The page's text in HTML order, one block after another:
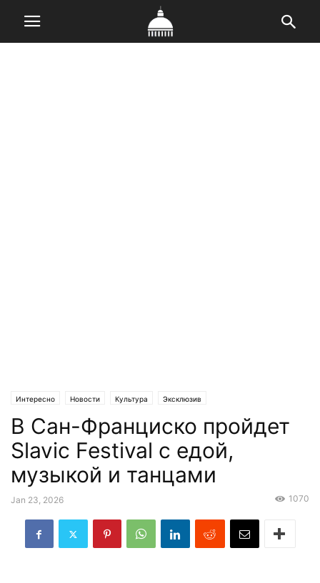
Интересно Новости Культура Эксклюзив
В Сан-Франциско пройдет
Slavic Festival с едой,
музыкой и танцами
Jan 23, 2026 1070